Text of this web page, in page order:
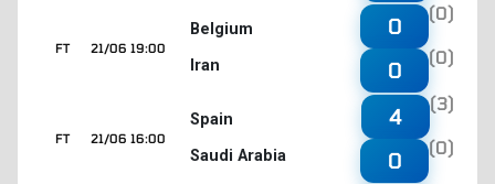
21/06 19:00
FT
Belgium
Iran
0
(0)
0
(0)
21/06 16:00
FT
Spain
Saudi Arabia
4
(3)
0
(0)